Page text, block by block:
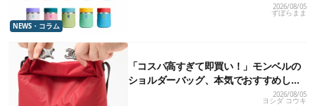
NEWS・コラム
2026/08/05
ずぼらまま
「コスパ高すぎて即買い！」モンベルの
ショルダーバッグ、本気でおすすめした
2026/08/05
ヨシダ コウキ